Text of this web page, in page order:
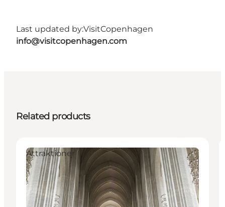
Last updated by:VisitCopenhagen
info@visitcopenhagen.com
Related products
Attraktioner